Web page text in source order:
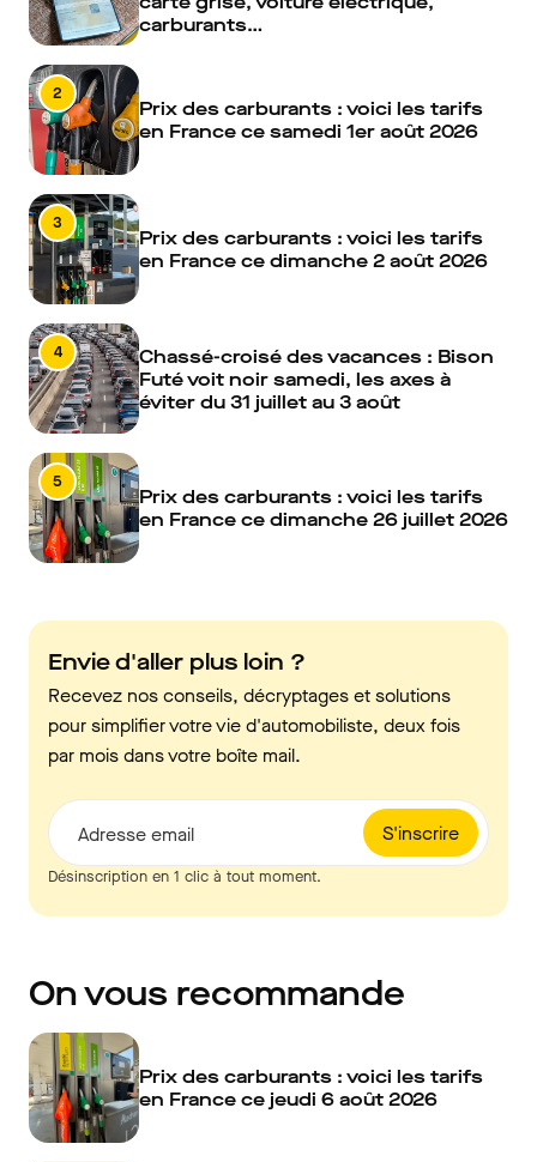
carburants…
2
Prix des carburants : voici les tarifs
en France ce samedi 1er août 2026
3
Prix des carburants : voici les tarifs
en France ce dimanche 2 août 2026
4
Chassé-croisé des vacances : Bison
Futé voit noir samedi, les axes à
éviter du 31 juillet au 3 août
5
Prix des carburants : voici les tarifs
en France ce dimanche 26 juillet 2026
Envie d'aller plus loin ?
Recevez nos conseils, décryptages et solutions
pour simplifier votre vie d'automobiliste, deux fois
par mois dans votre boîte mail.
S'inscrire
Adresse email
Désinscription en 1 clic à tout moment.
On vous recommande
Prix des carburants : voici les tarifs
en France ce jeudi 6 août 2026